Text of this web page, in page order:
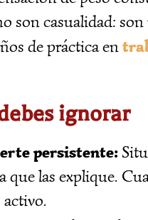
son casualidad:
de práctica en
ignorar
persistente:
que las explique.